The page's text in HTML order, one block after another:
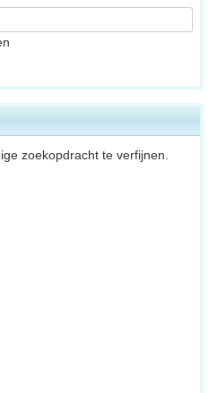
zoekopdracht te verfijnen.